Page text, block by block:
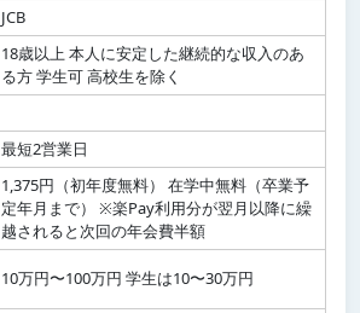
JCB
18歳以上 本人に安定した継続的な収入のあ
る方 学生可 高校生を除く
最短2営業日
1,375円（初年度無料） 在学中無料（卒業予
定年月まで） ※楽Pay利用分が翌月以降に繰
越されると次回の年会費半額
10万円〜100万円 学生は10〜30万円